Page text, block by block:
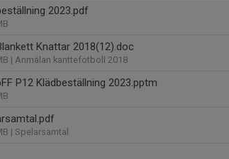
2023.pdf
Knattar 2018(12).doc
| Anmälan kanttefotboll 2018
P12 Klädbeställning 2023.pptm
| Spelarsamtal